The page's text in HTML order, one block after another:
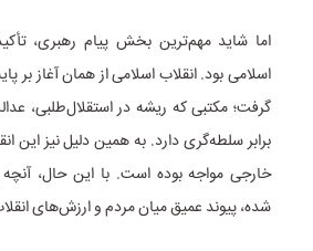
اما شاید مهم‌ترین بخش پیام رهبری، تأکید
اسلامی بود. انقلاب اسلامی از همان آغاز
گرفت؛ مکتبی که ریشه در استقلال‌طلبی،
برابر سلطه‌گری دارد. به همین دلیل نیز این
خارجی مواجه بوده است. با این حال،
شده، پیوند عمیق میان مردم و ارزش‌های